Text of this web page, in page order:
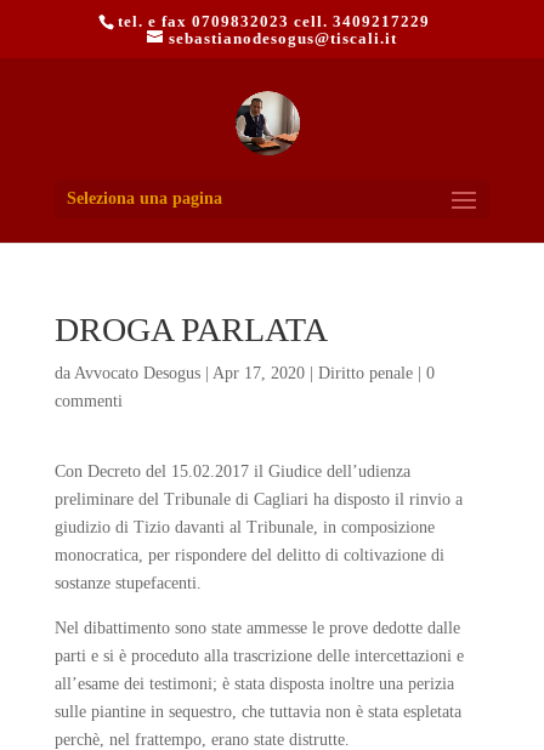
tel. e fax 0709832023 cell. 3409217229
sebastianodesogus@tiscali.it
Seleziona una pagina
DROGA PARLATA
da Avvocato Desogus| Apr 17, 2020| Diritto penale| 0
commenti
Con Decreto del 15.02.2017 il Giudice dell’udienza
preliminare del Tribunale di Cagliari ha disposto il rinvio a
giudizio di Tizio davanti al Tribunale, in composizione
monocratica, per rispondere del delitto di coltivazione di
sostanze stupefacenti.
Nel dibattimento sono state ammesse le prove dedotte dalle
parti e si è proceduto alla trascrizione delle intercettazioni e
all’esame dei testimoni; è stata disposta inoltre una perizia
sulle piantine in sequestro, che tuttavia non è stata espletata
perchè, nel frattempo, erano state distrutte.